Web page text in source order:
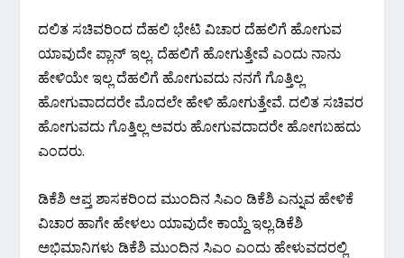
ದಲಿತ ಸಚಿವರಿಂದ ದೆಹಲಿ ಭೇಟಿ ವಿಚಾರ ದೆಹಲಿಗೆ ಹೋಗುವ
ಯಾವುದೇ ಪ್ಲಾನ್ ಇಲ್ಲ. ದೆಹಲಿಗೆ ಹೋಗುತ್ತೇವೆ ಎಂದು ನಾನು
ಹೇಳಿಯೇ ಇಲ್ಲ ದೆಹಲಿಗೆ ಹೋಗುವದು ನನಗೆ ಗೊತ್ತಿಲ್ಲ
ಹೋಗುವಾದದರೇ ಮೊದಲೇ ಹೇಳಿ ಹೋಗುತ್ತೇವೆ. ದಲಿತ ಸಚಿವರ
ಹೋಗುವದು ಗೊತ್ತಿಲ್ಲ ಅವರು ಹೋಗುವದಾದರೇ ಹೋಗಬಹದು
ಎಂದರು.
ಡಿಕೆಶಿ ಆಪ್ತ ಶಾಸಕರಿಂದ ಮುಂದಿನ ಸಿಎಂ ಡಿಕೆಶಿ ಎನ್ನುವ ಹೇಳಿಕೆ
ವಿಚಾರ ಹಾಗೇ ಹೇಳಲು ಯಾವುದೇ ಕಾಯ್ದೆ ಇಲ್ಲ.‌ಡಿಕೆಶಿ
ಅಭಿಮಾನಿಗಳು ಡಿಕೆಶಿ ಮುಂದಿನ ಸಿಎಂ ಎಂದು ಹೇಳುವದರಲ್ಲಿ